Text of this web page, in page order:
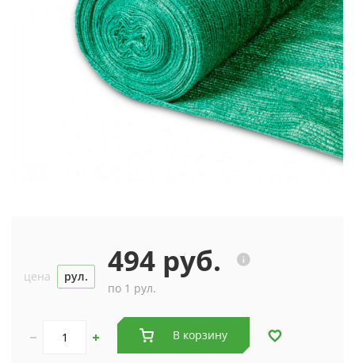
цена рул. 494 руб.
по 1 рул.
В корзину